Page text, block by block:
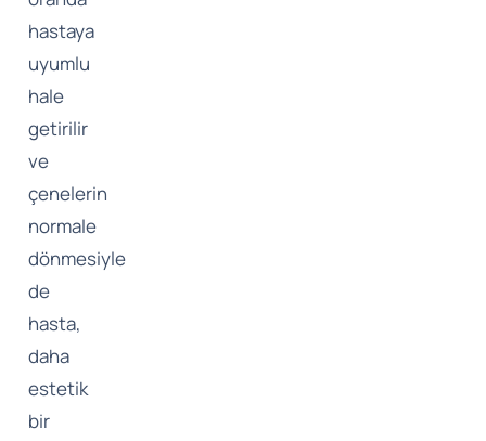
hastaya
uyumlu
hale
getirilir
ve
çenelerin
normale
dönmesiyle
de
hasta,
daha
estetik
bir